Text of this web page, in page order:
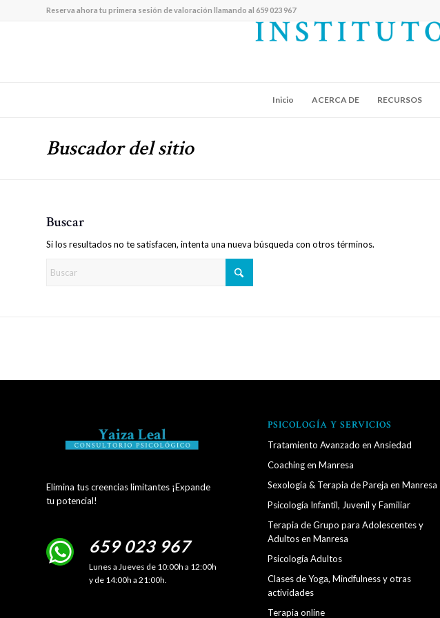
Reserva ahora tu primera sesión de valoración llamando al 659 023 967
Inicio ACERCA DE RECURSOS
Buscador del sitio
Buscar
Si los resultados no te satisfacen, intenta una nueva búsqueda con otros términos.
Elimina tus creencias limitantes ¡Expande
tu potencial!
659 023 967
Lunes a Jueves de 10:00h a 12:00h
y de 14:00h a 21:00h.
PSICOLOGÍA Y SERVICIOS
Tratamiento Avanzado en Ansiedad
Coaching en Manresa
Sexología & Terapia de Pareja en Manresa
Psicología Infantil, Juvenil y Familiar
Terapia de Grupo para Adolescentes y
Adultos en Manresa
Psicología Adultos
Clases de Yoga, Mindfulness y otras
actividades
Terapia online